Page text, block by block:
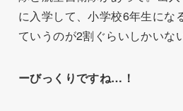
に入学して、小学校6年生にな
ていうのが2割ぐらいしかいない
ーびっくりですね…！